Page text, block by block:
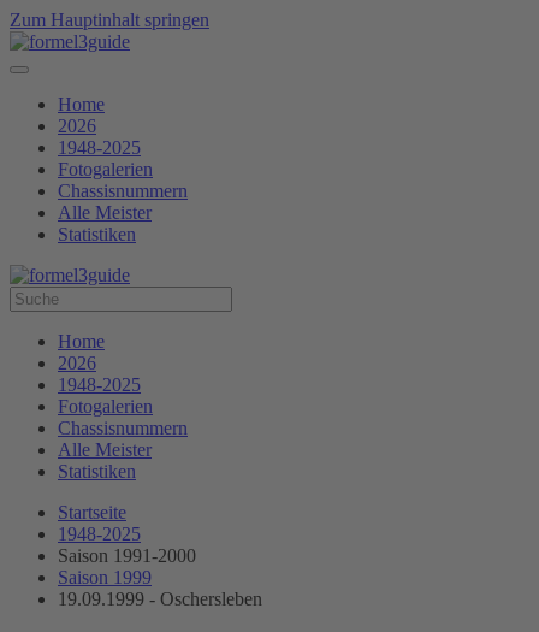
Zum Hauptinhalt springen
Home
2026
1948-2025
Fotogalerien
Chassisnummern
Alle Meister
Statistiken
Home
2026
1948-2025
Fotogalerien
Chassisnummern
Alle Meister
Statistiken
Startseite
1948-2025
Saison 1991-2000
Saison 1999
19.09.1999 - Oschersleben